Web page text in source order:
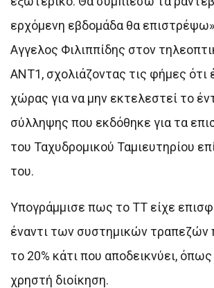
ερχόμενη εβδομάδα θα
Αγγελος Φιλιππίδης στον
ΑΝΤ1, σχολιάζοντας τις φήμες ότι
χώρας για να μην εκτελεστεί το
σύλληψης που εκδόθηκε για τα
του Ταχυδρομικού Ταμιευτηρίου
του.
Υπογράμμισε πως το ΤΤ είχε
έναντι των συστημικών τραπεζών
το 20% κάτι που αποδεικνύει, όπως
χρηστή διοίκηση.